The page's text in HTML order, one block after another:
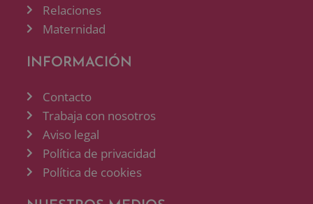
Relaciones
Maternidad
INFORMACIÓN
Contacto
Trabaja con nosotros
Aviso legal
Política de privacidad
Política de cookies